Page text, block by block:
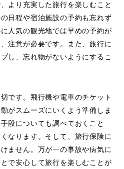
より充実した旅行を楽しむこと
日程や宿泊施設の予約も忘れず
人気の観光地では早めの予約が
注意が必要です。また、旅行に
し、忘れ物がないようにするこ
です。飛行機や電車のチケット
がスムーズにいくよう準備しま
段についても調べておくこと
なります。そして、旅行保険に
ません。万が一の事故や病気に
で安心して旅行を楽しむことが